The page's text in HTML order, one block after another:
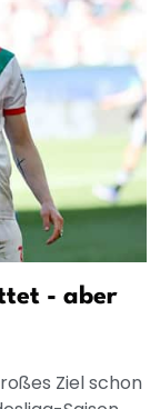
- aber
Ziel schon